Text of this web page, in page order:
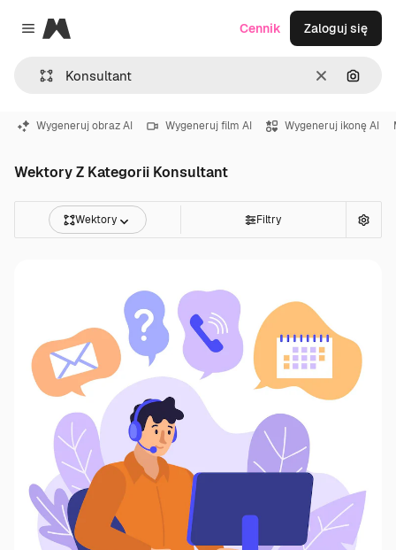
Close menu
Magnific
WyczyśćSzukaj
Cennik Zaloguj się
Wygeneruj obraz AI Wygeneruj film AI Wygeneruj ikonę AI
Wektory Z Kategorii Konsultant
Wektory Filtry